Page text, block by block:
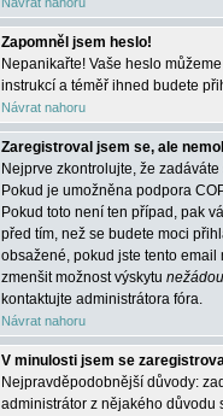
Zapomněl jsem heslo!
Nepanikařte! Vaše heslo
instrukcí a téměř ihned budete
Návrat nahoru
Zaregistroval jsem se, ale
Nejprve zkontrolujte, že
Pokud je umožněna podpora
Pokud toto není ten případ, pak
před tím, než se budete moci
obsažené, pokud jste tento
zmenšit možnost výskytu
kontaktujte administrátora fóra.
Návrat nahoru
V minulosti jsem se
Nejpravděpodobnější důvody:
administrátor z nějakého důvodu